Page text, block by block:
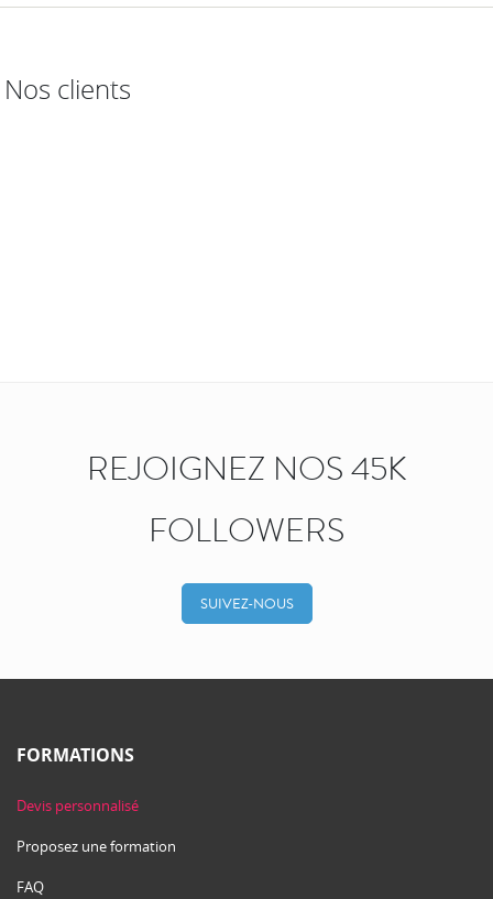
Nos clients
REJOIGNEZ NOS 45K
FOLLOWERS
SUIVEZ-NOUS
FORMATIONS
Devis personnalisé
Proposez une formation
FAQ